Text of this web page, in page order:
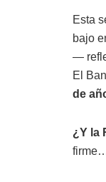
Esta
bajo
—
El
de
¿Y la